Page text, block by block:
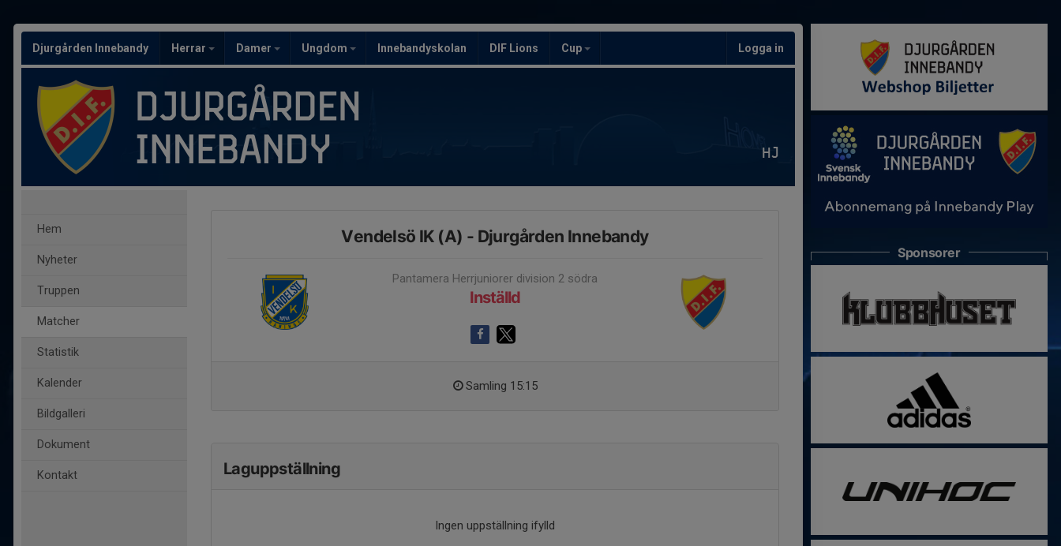
Djurgården Innebandy Herrar Damer Ungdom Innebandyskolan DIF Lions Cup Logga in
HJ
Hem
Nyheter
Truppen
Matcher
Statistik
Kalender
Bildgalleri
Dokument
Kontakt
Vendelsö IK (A) - Djurgården Innebandy
Pantamera Herrjuniorer division 2 södra
Inställd
Samling 15:15
Laguppställning
Ingen uppställning ifylld
Sponsorer